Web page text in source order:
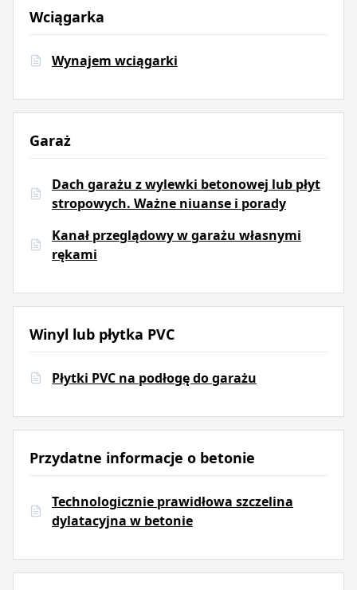
Wciągarka
Wynajem wciągarki
Garaż
Dach garażu z wylewki betonowej lub płyt
stropowych. Ważne niuanse i porady
Kanał przeglądowy w garażu własnymi
rękami
Winyl lub płytka PVC
Płytki PVC na podłogę do garażu
Przydatne informacje o betonie
Technologicznie prawidłowa szczelina
dylatacyjna w betonie